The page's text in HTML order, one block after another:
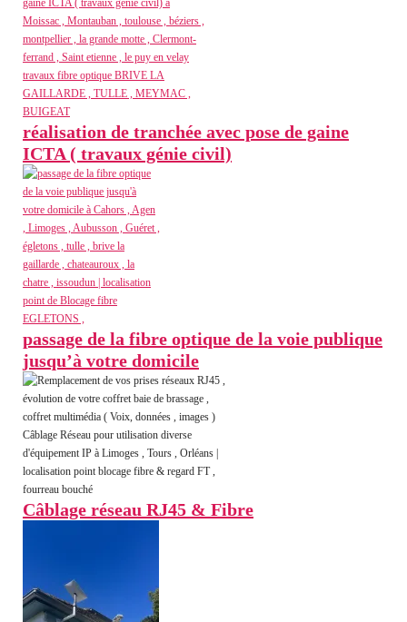
réalisation de tranchée avec pose de gaine
ICTA ( travaux génie civil)
passage de la fibre optique de la voie publique
jusqu’à votre domicile
Câblage réseau RJ45 & Fibre